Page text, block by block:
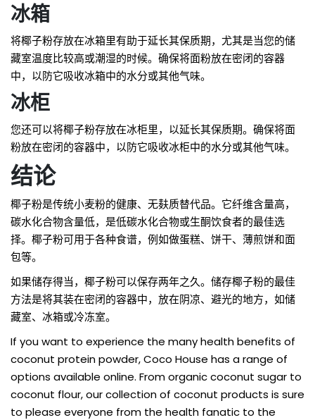
冰箱
将椰子粉存放在冰箱里有助于延长其保质期，尤其是当您的储
藏室温度比较高或潮湿的时候。确保将面粉放在密闭的容器
中，以防它吸收冰箱中的水分或其他气味。
冰柜
您还可以将椰子粉存放在冰柜里，以延长其保质期。确保将面
粉放在密闭的容器中，以防它吸收冰柜中的水分或其他气味。
结论
椰子粉是传统小麦粉的健康、无麸质替代品。它纤维含量高，
碳水化合物含量低，是低碳水化合物或生酮饮食者的最佳选
择。椰子粉可用于各种食谱，例如做蛋糕、饼干、薄煎饼和面
包等。
如果储存得当，椰子粉可以保存两年之久。储存椰子粉的最佳
方法是将其装在密闭的容器中，放在阴凉、避光的地方，如储
藏室、冰箱或冷冻室。
If you want to experience the many health benefits of
coconut protein powder, Coco House has a range of
options available online. From organic coconut sugar to
coconut flour, our collection of coconut products is sure
to please everyone from the health fanatic to the